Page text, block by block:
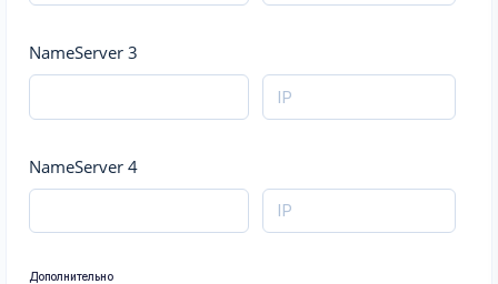
NameServer 3
NameServer 4
Дополнительно